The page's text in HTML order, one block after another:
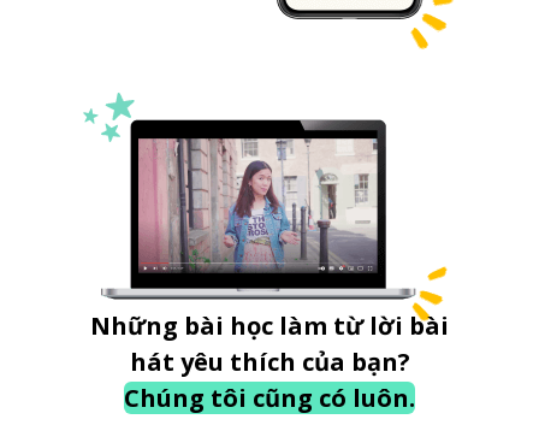
Những bài học làm từ lời bài
hát yêu thích của bạn?
Chúng tôi cũng có luôn.